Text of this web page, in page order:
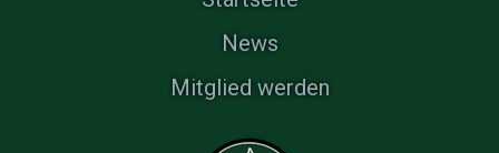
News
Mitglied werden